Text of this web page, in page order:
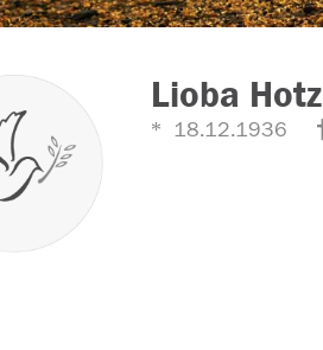
Lioba Hotz
18.12.1936